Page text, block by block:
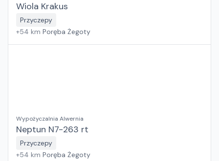
Wiola Krakus
Przyczepy
+54 km Poręba Żegoty
Wypożyczalnia Alwernia
Neptun N7-263 rt
Przyczepy
+54 km Poręba Żegoty